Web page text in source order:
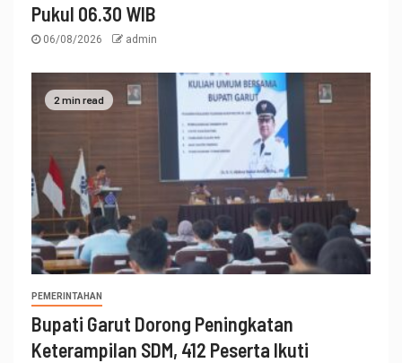
Pukul 06.30 WIB
06/08/2026 admin
2 min read
PEMERINTAHAN
Bupati Garut Dorong Peningkatan
Keterampilan SDM, 412 Peserta Ikuti